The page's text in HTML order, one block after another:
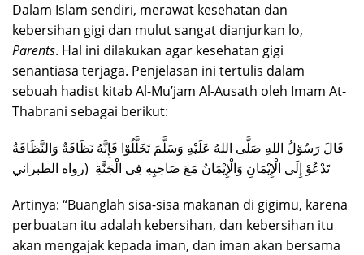
Dalam Islam sendiri, merawat kesehatan dan
kebersihan gigi dan mulut sangat dianjurkan lo,
Parents. Hal ini dilakukan agar kesehatan gigi
senantiasa terjaga. Penjelasan ini tertulis dalam
sebuah hadist kitab Al-Mu’jam Al-Ausath oleh Imam At-
Thabrani sebagai berikut:
قَالَ رَسُوْلُ اللهِ صَلَّى اللهُ عَلَيْهِ وَسَلَّمَ تَخَلَّلُوْا فَإِنَّهُ نَظَافَةٌ وَالنَّظَافَةُ
تَدْعُوْ إِلَى الْإِيْمَانِ وَالْإِيْمَانُ مَعَ صَاحِبِهِ فِى الْجَنَّةِ (رواه الطبراني
Artinya: “Buanglah sisa-sisa makanan di gigimu, karena
perbuatan itu adalah kebersihan, dan kebersihan itu
akan mengajak kepada iman, dan iman akan bersama